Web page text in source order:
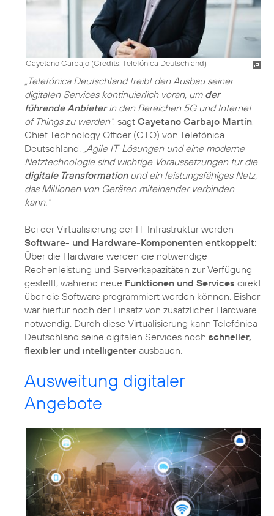
Cayetano Carbajo (Credits: Telefónica Deutschland)
„Telefónica Deutschland treibt den Ausbau seiner
digitalen Services kontinuierlich voran, um der
führende Anbieterin den Bereichen 5G und Internet
of Things zu werden“, sagt Cayetano Carbajo Martín,
Chief Technology Officer (CTO) von Telefónica
Deutschland. „Agile IT-Lösungen und eine moderne
Netztechnologie sind wichtige Voraussetzungen für die
digitale Transformationund ein leistungsfähiges Netz,
das Millionen von Geräten miteinander verbinden
kann.“
Bei der Virtualisierung der IT-Infrastruktur werden
Software- und Hardware-Komponenten entkoppelt:
Über die Hardware werden die notwendige
Rechenleistung und Serverkapazitäten zur Verfügung
gestellt, während neue Funktionen und Services direkt
über die Software programmiert werden können. Bisher
war hierfür noch der Einsatz von zusätzlicher Hardware
notwendig. Durch diese Virtualisierung kann Telefónica
Deutschland seine digitalen Services noch schneller,
flexibler und intelligenter ausbauen.
Ausweitung digitaler
Angebote